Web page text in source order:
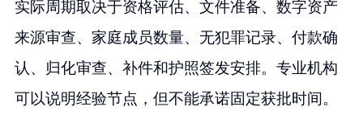
实际周期取决于资格评估、文件准备、数字资产
来源审查、家庭成员数量、无犯罪记录、付款确
认、归化审查、补件和护照签发安排。专业机构
可以说明经验节点，但不能承诺固定获批时间。